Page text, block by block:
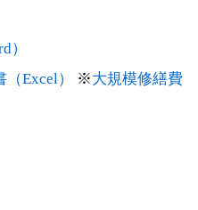
）
Excel） ※大規模修繕費